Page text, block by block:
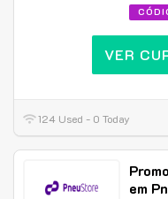
VER
124 Used - 0 Today
em